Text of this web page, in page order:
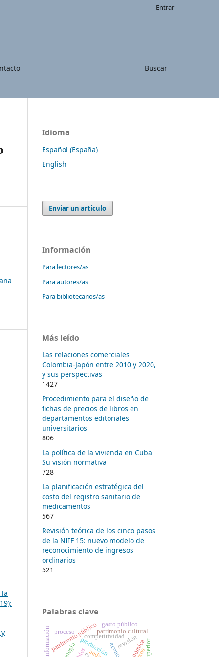
Buscar
Entrar
la
Idioma
Español (España)
English
Enviar un artículo
Información
Para lectores/as
Para autores/as
Para bibliotecarios/as
Más leído
Las relaciones comerciales
Colombia-Japón entre 2010 y 2020,
y sus perspectivas
1427
Procedimiento para el diseño de
fichas de precios de libros en
departamentos editoriales
universitarios
806
La política de la vivienda en Cuba.
Su visión normativa
728
La planificación estratégica del
costo del registro sanitario de
medicamentos
567
Revisión teórica de los cinco pasos
de la NIIF 15: nuevo modelo de
reconocimiento de ingresos
ordinarios
521
Palabras clave
producción
competitividad
patrimonio cultural
patrimonio público revisión
gasto público
proceso